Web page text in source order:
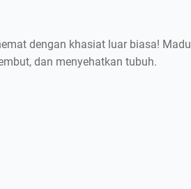
dengan khasiat luar biasa! Madu
dan menyehatkan tubuh.